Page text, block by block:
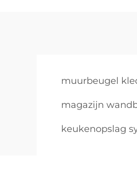
muurbeugel
magazijn
keukenopslag